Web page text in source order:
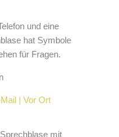
| Vor Ort